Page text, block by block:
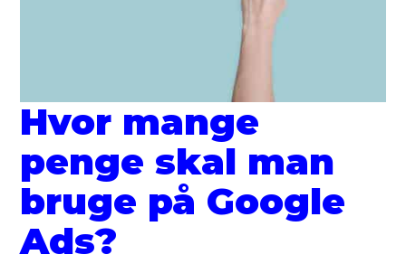
Hvor mange
penge skal man
bruge på Google
Ads?